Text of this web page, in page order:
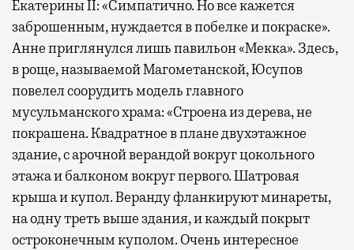
Екатерины II: «Симпатично. Но все кажется
заброшенным, нуждается в побелке и покраске».
Анне приглянулся лишь павильон «Мекка». Здесь,
в роще, называемой Магометанской, Юсупов
повелел соорудить модель главного
мусульманского храма: «Строена из дерева, не
покрашена. Квадратное в плане двухэтажное
здание, с арочной верандой вокруг цокольного
этажа и балконом вокруг первого. Шатровая
крыша и купол. Веранду фланкируют минареты,
на одну треть выше здания, и каждый покрыт
остроконечным куполом. Очень интересное